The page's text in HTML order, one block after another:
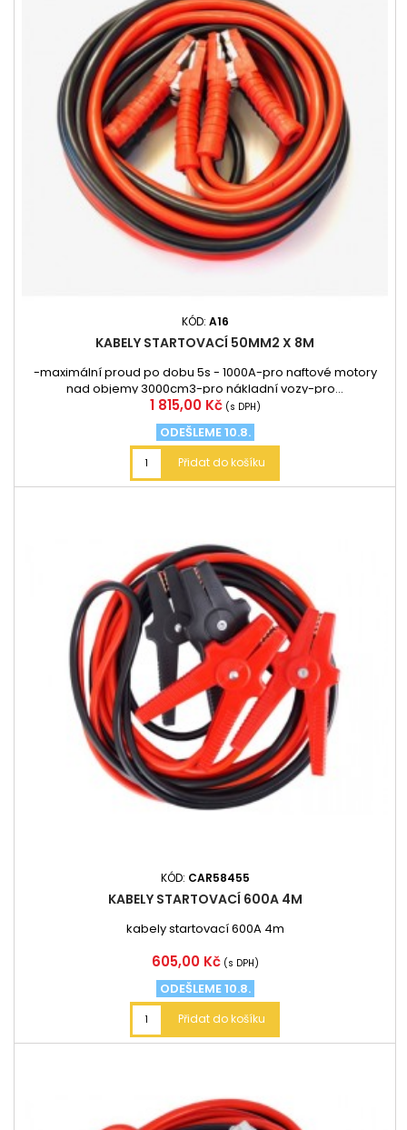
KÓD: A16
KABELY STARTOVACÍ 50MM2 X 8M
-maximální proud po dobu 5s - 1000A-pro naftové motory
nad objemy 3000cm3-pro nákladní vozy-pro...
Cena
1 815,00 Kč (s DPH)
ODEŠLEME 10.8.
Přidat do košíku
KÓD: CAR58455
KABELY STARTOVACÍ 600A 4M
kabely startovací 600A 4m
Cena
605,00 Kč (s DPH)
ODEŠLEME 10.8.
Přidat do košíku